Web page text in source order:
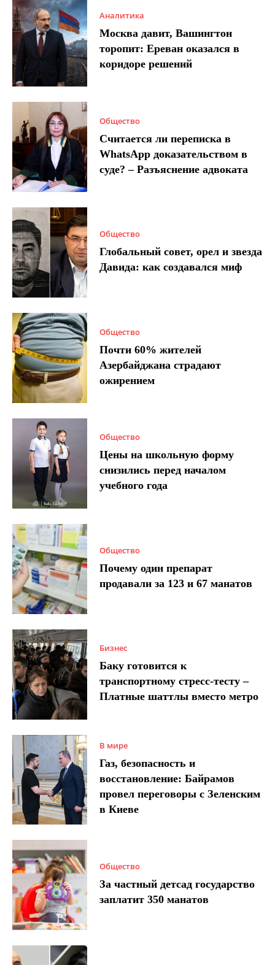
Аналитика
Москва давит, Вашингтон
торопит: Ереван оказался в
коридоре решений
Общество
Считается ли переписка в
WhatsApp доказательством в
суде? – Разъяснение адвоката
Общество
Глобальный совет, орел и звезда
Давида: как создавался миф
Общество
Почти 60% жителей
Азербайджана страдают
ожирением
Общество
Цены на школьную форму
снизились перед началом
учебного года
Общество
Почему один препарат
продавали за 123 и 67 манатов
Бизнес
Баку готовится к
транспортному стресс-тесту –
Платные шаттлы вместо метро
В мире
Газ, безопасность и
восстановление: Байрамов
провел переговоры с Зеленским
в Киеве
Общество
За частный детсад государство
заплатит 350 манатов